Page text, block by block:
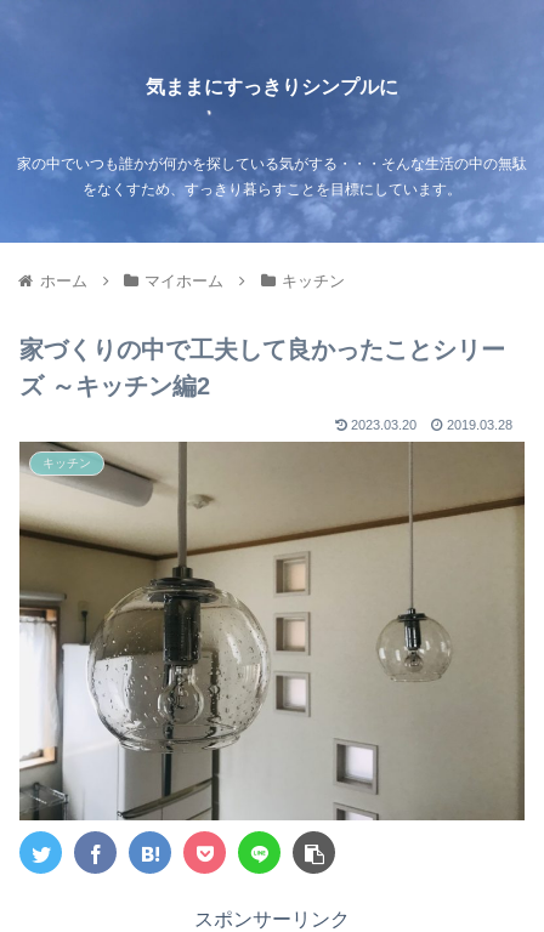
気ままにすっきりシンプルに
家の中でいつも誰かが何かを探している気がする・・・そんな生活の中の無駄
をなくすため、すっきり暮らすことを目標にしています。
ホーム マイホーム キッチン
家づくりの中で工夫して良かったことシリー
ズ ～キッチン編2
2023.03.20 2019.03.28
キッチン
スポンサーリンク